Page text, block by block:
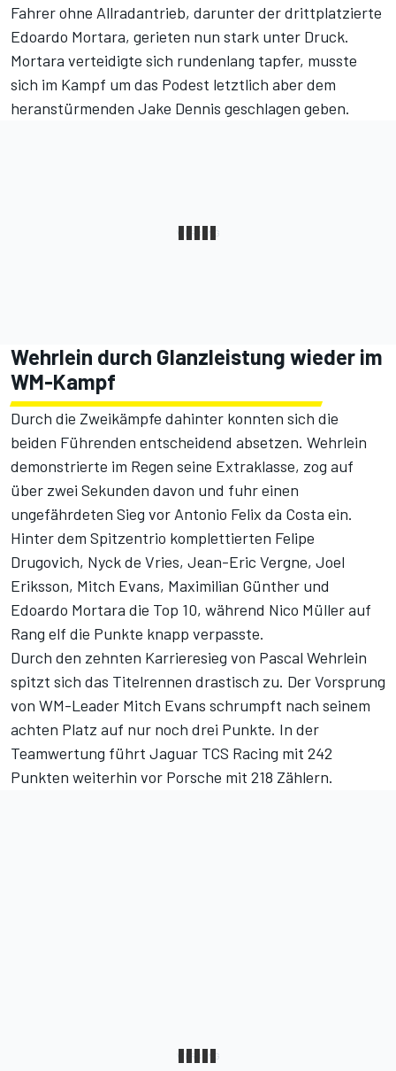
Fahrer ohne Allradantrieb, darunter der drittplatzierte
Edoardo Mortara, gerieten nun stark unter Druck.
Mortara verteidigte sich rundenlang tapfer, musste
sich im Kampf um das Podest letztlich aber dem
heranstürmenden Jake Dennis geschlagen geben.
Wehrlein durch Glanzleistung wieder im
WM-Kampf
Durch die Zweikämpfe dahinter konnten sich die
beiden Führenden entscheidend absetzen. Wehrlein
demonstrierte im Regen seine Extraklasse, zog auf
über zwei Sekunden davon und fuhr einen
ungefährdeten Sieg vor Antonio Felix da Costa ein.
Hinter dem Spitzentrio komplettierten Felipe
Drugovich, Nyck de Vries, Jean-Eric Vergne, Joel
Eriksson, Mitch Evans, Maximilian Günther und
Edoardo Mortara die Top 10, während Nico Müller auf
Rang elf die Punkte knapp verpasste.
Durch den zehnten Karrieresieg von Pascal Wehrlein
spitzt sich das Titelrennen drastisch zu. Der Vorsprung
von WM-Leader Mitch Evans schrumpft nach seinem
achten Platz auf nur noch drei Punkte. In der
Teamwertung führt Jaguar TCS Racing mit 242
Punkten weiterhin vor Porsche mit 218 Zählern.